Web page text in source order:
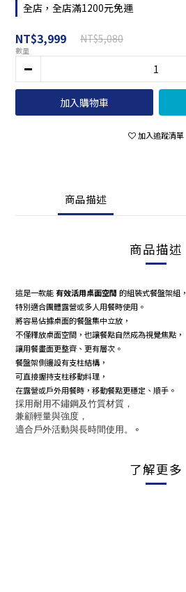
全店，全店滿1200元免運
NT$3,999 NT$5,080
數量
加入購物車
加入追蹤清單
商品描述
商品描述
這是一款能 有效活用桌面空間 的組裝式餐盤架組，
特別適合團體露營或多人用餐時使用。
將容易佔據桌面的餐盤集中立放，
不僅釋放桌面空間，也讓餐點自然成為視覺焦點，
讓用餐畫面更整齊、更有層次。
餐盤架側邊設有支柱結構，
可直接握持支柱移動料理，
在露營或戶外用餐時，移動餐點更穩定、順手。
採用耐用不鏽鋼及竹質材質，
兼顧輕量與強度，
適合戶外活動與長時間使用。
。
了解更多